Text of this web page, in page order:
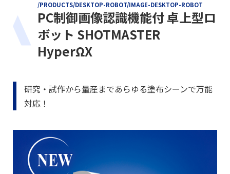
/PRODUCTS/DESKTOP-ROBOT/IMAGE-DESKTOP-ROBOT
PC制御画像認識機能付 卓上型ロ
ボット SHOTMASTER
HyperΩX
研究・試作から量産まであらゆる塗布シーンで万能
対応！